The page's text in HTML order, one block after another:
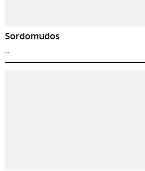
Sordomudos
...